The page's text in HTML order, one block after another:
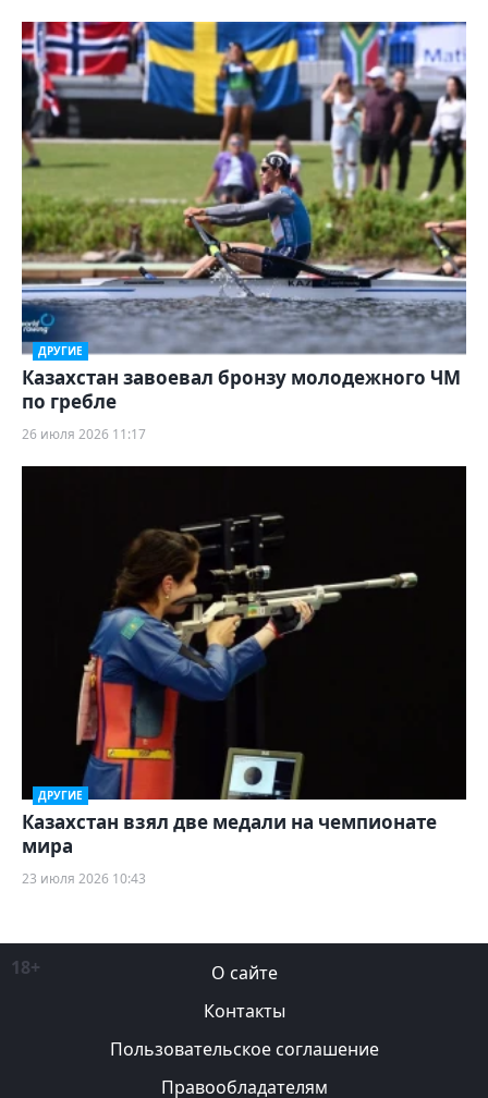
ДРУГИЕ
Казахстан завоевал бронзу молодежного ЧМ
по гребле
26 июля 2026 11:17
ДРУГИЕ
Казахстан взял две медали на чемпионате
мира
23 июля 2026 10:43
18+
О сайте
Контакты
Пользовательское соглашение
Правообладателям